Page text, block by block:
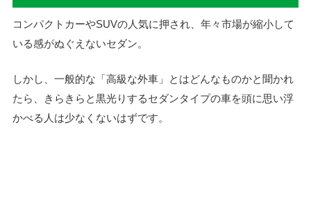
コンパクトカーやSUVの人気に押され、年々市場が縮小して
いる感がぬぐえないセダン。
しかし、一般的な「高級な外車」とはどんなものかと聞かれ
たら、きらきらと黒光りするセダンタイプの車を頭に思い浮
かべる人は少なくないはずです。